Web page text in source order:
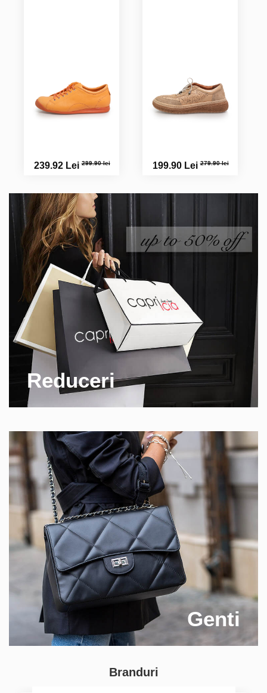
239.92 Lei299.90 lei 199.90 Lei279.90 lei
Reduceri
Genti
Branduri